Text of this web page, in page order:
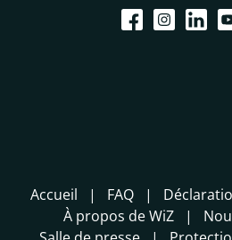
Accueil FAQ
À propos de WiZ